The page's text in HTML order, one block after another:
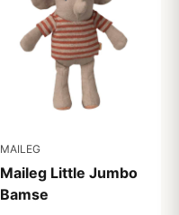
MAILEG
Maileg Little Jumbo
Bamse